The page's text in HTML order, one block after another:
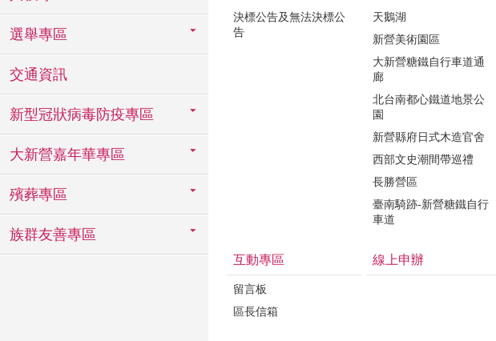
選舉專區
交通資訊
新型冠狀病毒防疫專區
大新營嘉年華專區
殯葬專區
族群友善專區
決標公告及無法決標公
告
天鵝湖
新營美術園區
大新營糖鐵自行車道通
廊
北台南都心鐵道地景公
園
新營縣府日式木造官舍
西部文史潮間帶巡禮
長勝營區
臺南騎跡-新營糖鐵自行
車道
互動專區
留言板
區長信箱
線上申辦